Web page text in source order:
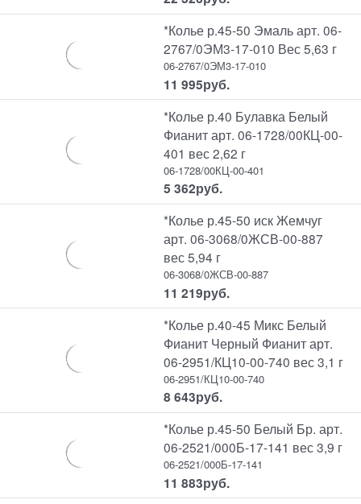
*Колье р.45-50 Эмаль арт. 06-
2767/0ЭМ3-17-010 Вес 5,63 г
06-2767/0ЭМ3-17-010
11 995руб.
*Колье р.40 Булавка Белый
Фианит арт. 06-1728/00КЦ-00-
401 вес 2,62 г
06-1728/00КЦ-00-401
5 362руб.
*Колье р.45-50 иск Жемчуг
арт. 06-3068/0ЖСВ-00-887
вес 5,94 г
06-3068/0ЖСВ-00-887
11 219руб.
*Колье р.40-45 Микс Белый
Фианит Черный Фианит арт.
06-2951/КЦ10-00-740 вес 3,1 г
06-2951/КЦ10-00-740
8 643руб.
*Колье р.45-50 Белый Бр. арт.
06-2521/000Б-17-141 вес 3,9 г
06-2521/000Б-17-141
11 883руб.